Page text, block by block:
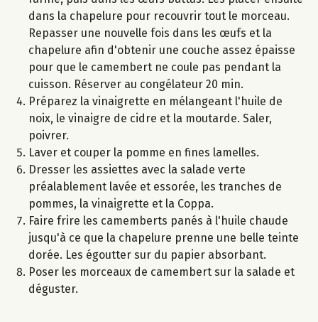
dans la chapelure pour recouvrir tout le morceau.
Repasser une nouvelle fois dans les œufs et la
chapelure afin d'obtenir une couche assez épaisse
pour que le camembert ne coule pas pendant la
cuisson. Réserver au congélateur 20 min.
Préparez la vinaigrette en mélangeant l'huile de
noix, le vinaigre de cidre et la moutarde. Saler,
poivrer.
Laver et couper la pomme en fines lamelles.
Dresser les assiettes avec la salade verte
préalablement lavée et essorée, les tranches de
pommes, la vinaigrette et la Coppa.
Faire frire les camemberts panés à l'huile chaude
jusqu'à ce que la chapelure prenne une belle teinte
dorée. Les égoutter sur du papier absorbant.
Poser les morceaux de camembert sur la salade et
déguster.